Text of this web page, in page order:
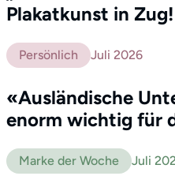
Plakatkunst in Zug!
Persönlich Juli 2026
«Ausländische
enorm wichtig für
Marke der Woche Juli